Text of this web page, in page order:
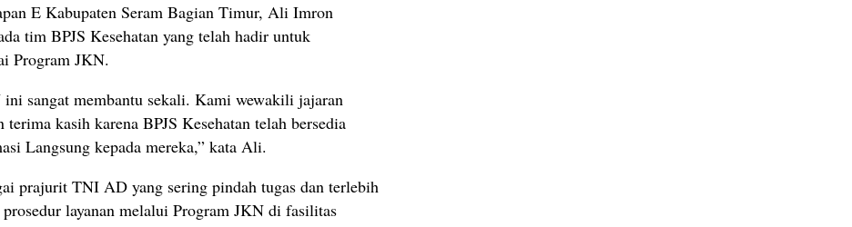
E Kabupaten Seram Bagian Timur, Ali Imron
tim BPJS Kesehatan yang telah hadir untuk
Program JKN.
sangat membantu sekali. Kami wewakili jajaran
kasih karena BPJS Kesehatan telah bersedia
Langsung kepada mereka,” kata Ali.
prajurit TNI AD yang sering pindah tugas dan terlebih
layanan melalui Program JKN di fasilitas